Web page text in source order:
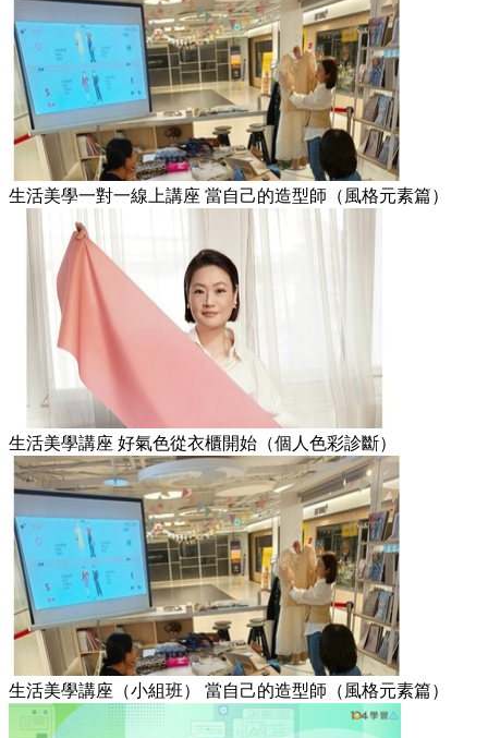
生活美學一對一線上講座 當自己的造型師（風格元素篇）
生活美學講座 好氣色從衣櫃開始（個人色彩診斷）
生活美學講座（小組班） 當自己的造型師（風格元素篇）